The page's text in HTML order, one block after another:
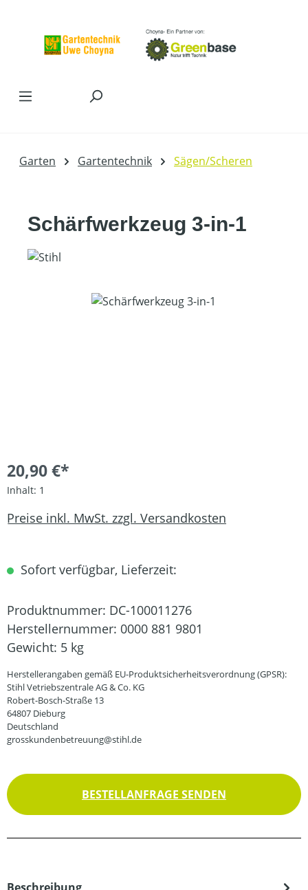
Garten Gartentechnik Sägen/Scheren
Schärfwerkzeug 3-in-1
Bildergalerie überspringen
20,90 €*
Inhalt: 1
Preise inkl. MwSt. zzgl. Versandkosten
Sofort verfügbar, Lieferzeit:
Produktnummer: DC-100011276
Herstellernummer: 0000 881 9801
Gewicht: 5 kg
Herstellerangaben gemäß EU-Produktsicherheitsverordnung (GPSR):
Stihl Vetriebszentrale AG & Co. KG
Robert-Bosch-Straße 13
64807 Dieburg
Deutschland
grosskundenbetreuung@stihl.de
BESTELLANFRAGE SENDEN